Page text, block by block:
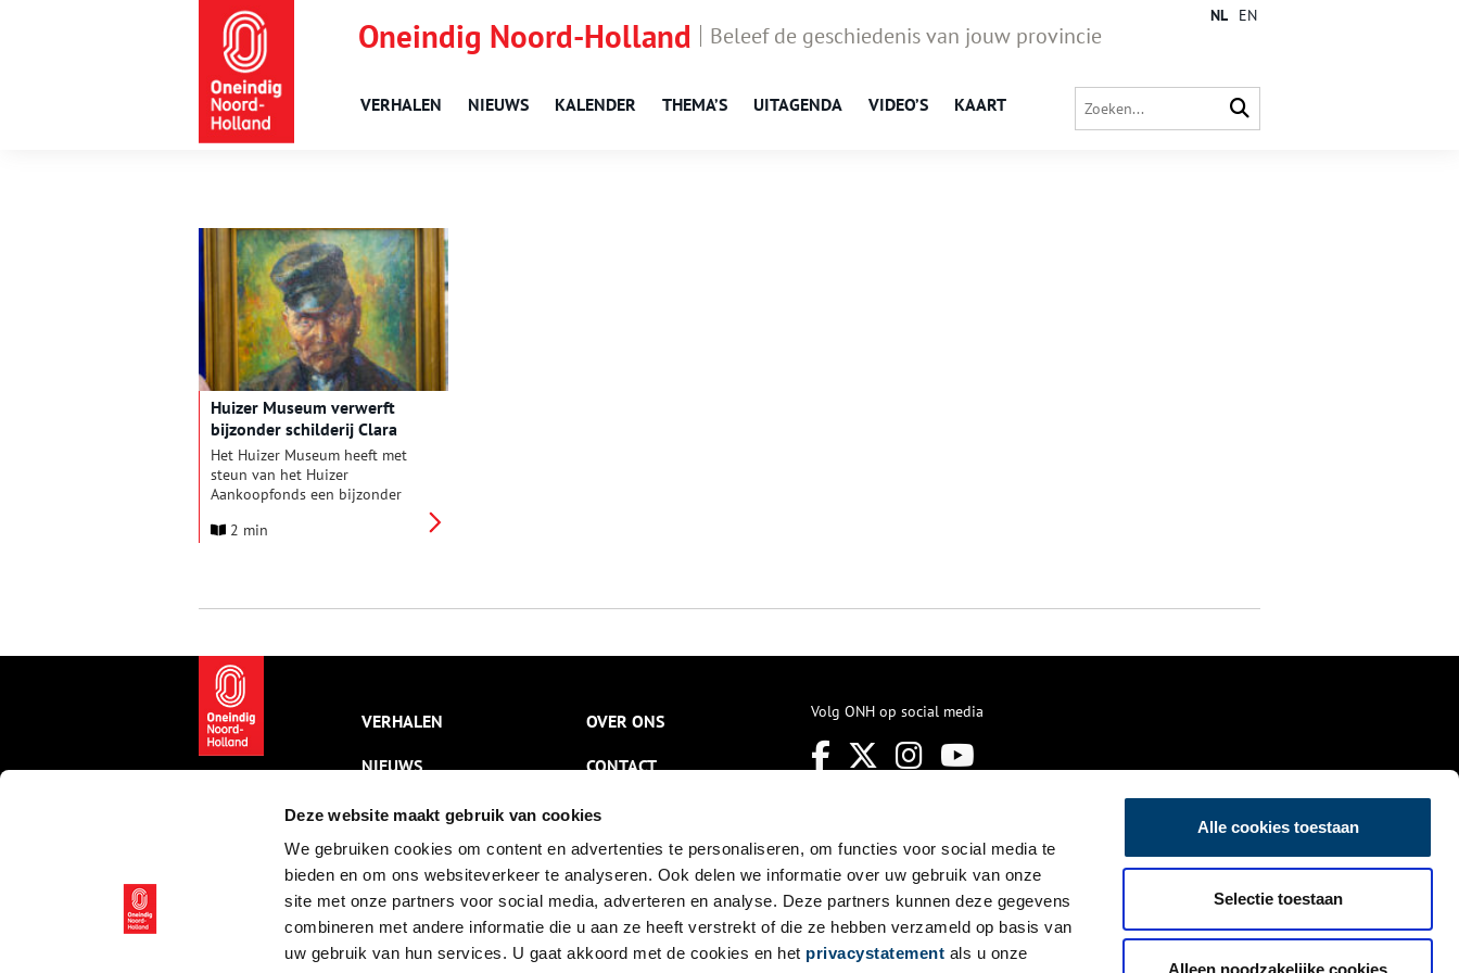
Deze website maakt gebruik van cookies
We gebruiken cookies om content en advertenties te personaliseren, om functies voor social media te
bieden en om ons websiteverkeer te analyseren. Ook delen we informatie over uw gebruik van onze
site met onze partners voor social media, adverteren en analyse. Deze partners kunnen deze gegevens
combineren met andere informatie die u aan ze heeft verstrekt of die ze hebben verzameld op basis van
uw gebruik van hun services. U gaat akkoord met de cookies en het privacystatement als u onze
Alle cookies toestaan
Selectie toestaan
Alleen noodzakelijke cookies
Oneindig Noord-Holland Beleef de geschiedenis van jouw provincie
VERHALEN NIEUWS KALENDER THEMA’S UITAGENDA VIDEO’S KAART
NL EN
Huizer Museum verwerft
bijzonder schilderij Clara
Klinghoffer
Het Huizer Museum heeft met
steun van het Huizer
Aankoopfonds een bijzonder
Klinghoffer verworven. Het
nu in het museum te zien.
2 min
VERHALEN
NIEUWS
KALENDER
THEMA’S
ACTIVITEITEN
VIDEO’S
OVER ONS
CONTACT
NIEUWSBRIEF
DISCLAIMER
PRIVACY
TOEGANKELIJKHEID
Volg ONH op social media